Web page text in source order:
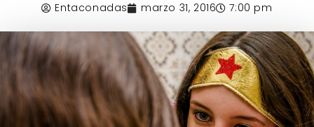
Entaconadas marzo 31, 2016 7:00 pm